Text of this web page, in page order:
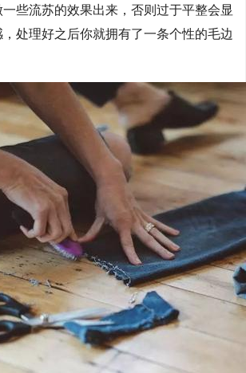
些流苏的效果出来，否则过于平整会显
处理好之后你就拥有了一条个性的毛边